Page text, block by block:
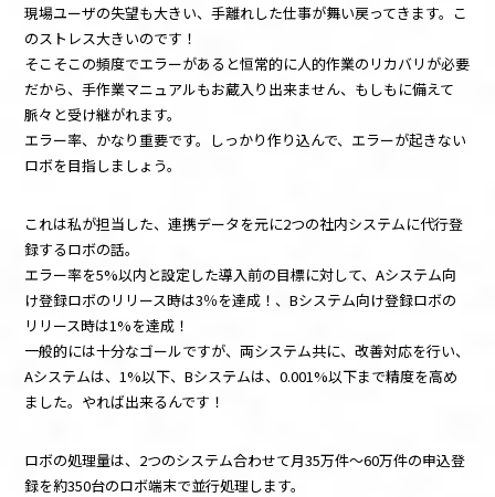
現場ユーザの失望も大きい、手離れした仕事が舞い戻ってきます。こ
のストレス大きいのです！
そこそこの頻度でエラーがあると恒常的に人的作業のリカバリが必要
だから、手作業マニュアルもお蔵入り出来ません、もしもに備えて
脈々と受け継がれます。
エラー率、かなり重要です。しっかり作り込んで、エラーが起きない
ロボを目指しましょう。
これは私が担当した、連携データを元に2つの社内システムに代行登
録するロボの話。
エラー率を5%以内と設定した導入前の目標に対して、Aシステム向
け登録ロボのリリース時は3％を達成！、Bシステム向け登録ロボの
リリース時は1%を達成！
一般的には十分なゴールですが、両システム共に、改善対応を行い、
Aシステムは、1%以下、Bシステムは、0.001%以下まで精度を高め
ました。やれば出来るんです！
ロボの処理量は、2つのシステム合わせて月35万件～60万件の申込登
録を約350台のロボ端末で並行処理します。